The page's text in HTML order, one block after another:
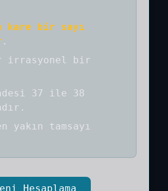
kare bir sayı
.
irrasyonel bir
37 ile 38
yakın tamsayı
Hesaplama